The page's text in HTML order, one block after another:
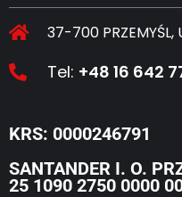
37-700 PRZEMYŚL,
Tel: +48 16 642
KRS: 0000246791
SANTANDER I. O.
25 1090 2750 0000